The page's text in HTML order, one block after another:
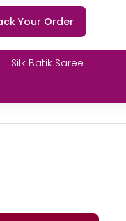
Your Order
Silk Batik Saree